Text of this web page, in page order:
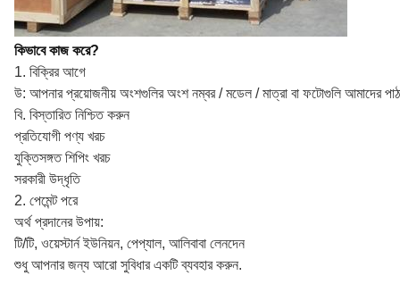
কিভাবে কাজ করে?
1. বিক্রির আগে
উ: আপনার প্রয়োজনীয় অংশগুলির অংশ নম্বর / মডেল / মাত্রা বা ফটোগুলি আমাদের
বি. বিস্তারিত নিশ্চিত করুন
প্রতিযোগী পণ্য খরচ
যুক্তিসঙ্গত শিপিং খরচ
সরকারী উদ্ধৃতি
2. পেমেন্ট পরে
অর্থ প্রদানের উপায়:
টি/টি, ওয়েস্টার্ন ইউনিয়ন, পেপ্যাল, আলিবাবা লেনদেন
শুধু আপনার জন্য আরো সুবিধার একটি ব্যবহার করুন.